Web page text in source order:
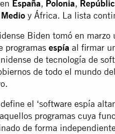
España, Polonia,
y África. La lista
Biden tomó en
programas espía al firmar
de tecnología de
de todo el mundo
el ‘software espía
programas cuya
de forma